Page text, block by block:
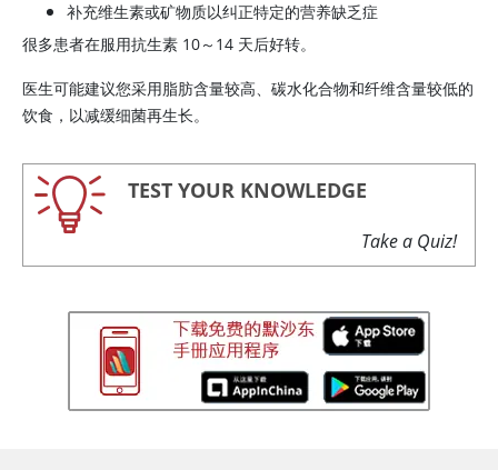
补充维生素或矿物质以纠正特定的营养缺乏症
很多患者在服用抗生素 10～14 天后好转。
医生可能建议您采用脂肪含量较高、碳水化合物和纤维含量较低的
饮食，以减缓细菌再生长。
TEST YOUR KNOWLEDGE
Take a Quiz!